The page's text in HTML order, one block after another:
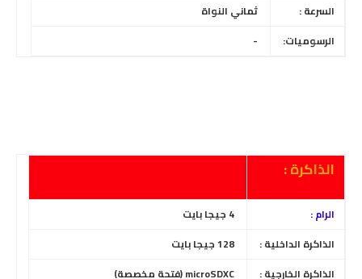
السرعة :
ثماني النواة
الرسوميات:
-
الذاكرة :
الرام :
الذاكرة الداخلية :
الذاكرة الخارجية :